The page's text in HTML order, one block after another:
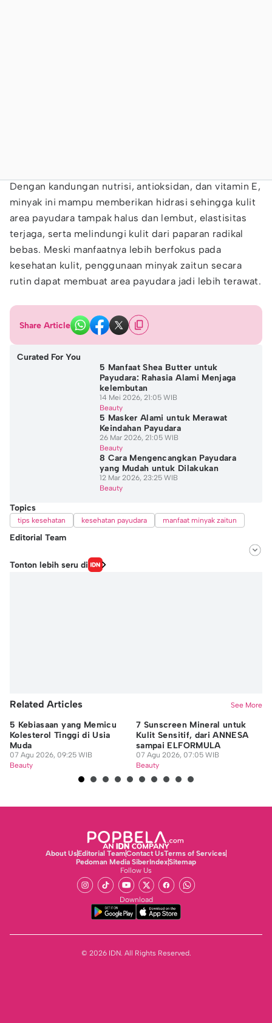
Dengan kandungan nutrisi, antioksidan, dan vitamin E,
minyak ini mampu memberikan hidrasi sehingga kulit
area payudara tampak halus dan lembut, elastisitas
terjaga, serta melindungi kulit dari paparan radikal
bebas. Meski manfaatnya lebih berfokus pada
kesehatan kulit, penggunaan minyak zaitun secara
rutin dapat membuat area payudara jadi lebih terawat.
Share Article
Curated For You
5 Manfaat Shea Butter untuk
Payudara: Rahasia Alami Menjaga
kelembutan
14 Mei 2026, 21:05 WIB
Beauty
5 Masker Alami untuk Merawat
Keindahan Payudara
26 Mar 2026, 21:05 WIB
Beauty
8 Cara Mengencangkan Payudara
yang Mudah untuk Dilakukan
12 Mar 2026, 23:25 WIB
Beauty
Topics
tips kesehatan kesehatan payudara manfaat minyak zaitun
Editorial Team
Editor
Michael Richards
Tonton lebih seru di
Related Articles See More
5 Kebiasaan yang Memicu
Kolesterol Tinggi di Usia
Muda
07 Agu 2026, 09:25 WIB
Beauty
7 Sunscreen Mineral untuk
Kulit Sensitif, dari ANNESA
sampai ELFORMULA
07 Agu 2026, 07:05 WIB
Beauty
About UsEditorial TeamContact UsTerms of Services
Pedoman Media SiberIndexSitemap
Follow Us
Download
© 2026 IDN. All Rights Reserved.